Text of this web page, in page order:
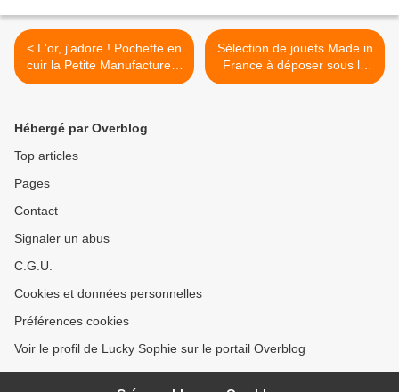
< L'or, j'adore ! Pochette en
cuir la Petite Manufacture à
gagner [Samedi Mode]
Sélection de jouets Made in
France à déposer sous le
sapin ! >
Hébergé par Overblog
Top articles
Pages
Contact
Signaler un abus
C.G.U.
Cookies et données personnelles
Préférences cookies
Voir le profil de Lucky Sophie sur le portail Overblog